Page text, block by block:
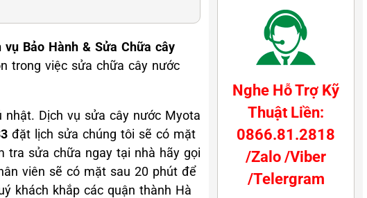
Bảo Hành & Sửa Chữa cây
trong việc sửa chữa cây nước
Dịch vụ sửa cây nước Myota
đặt lịch sửa chúng tôi sẽ có mặt
tra sửa chữa ngay tại nhà hãy gọi
viên sẽ có mặt sau 20 phút để
khách khắp các quận thành Hà
Nghe Hỗ Trợ Kỹ
Thuật Liền:
0866.81.2818
/Zalo /Viber
/Telergram